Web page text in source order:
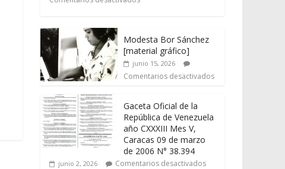
Modesta Bor Sánchez
[material gráfico]
junio 15, 2026
Comentarios desactivados
Gaceta Oficial de la
República de Venezuela
año CXXXIII Mes V,
Caracas 09 de marzo
de 2006 N° 38.394
junio 2, 2026 Comentarios desactivados